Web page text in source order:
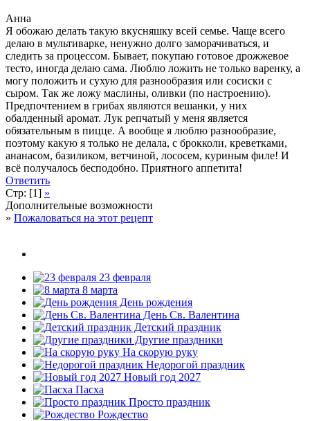
Анна
Я обожаю делать такую вкусняшку всей семье. Чаще всего
делаю в мультиварке, ненужно долго заморачиваться, и
следить за процессом. Бывает, покупаю готовое дрожжевое
тесто, иногда делаю сама. Люблю ложить не только варенку, а
могу положить и сухую для разнообразия или сосиски с
сыром. Так же ложу маслины, оливки (по настроению).
Предпочтением в грибах являются вешанки, у них
обалденный аромат. Лук репчатый у меня является
обязательным в пицце. А вообще я люблю разнообразие,
поэтому какую я только не делала, с брокколи, креветками,
ананасом, базиликом, ветчиной, лососем, куриным филе! И
всё получалось бесподобно. Приятного аппетита!
Ответить
Стр: [1] »
Дополнительные возможности
» Пожаловаться на этот рецепт
23 февраля
8 марта
День рождения
День Св. Валентина
Детский праздник
Другие праздники
На скорую руку
Недорогой праздник
Новый год 2027
Пасха
Просто праздник
Рождество